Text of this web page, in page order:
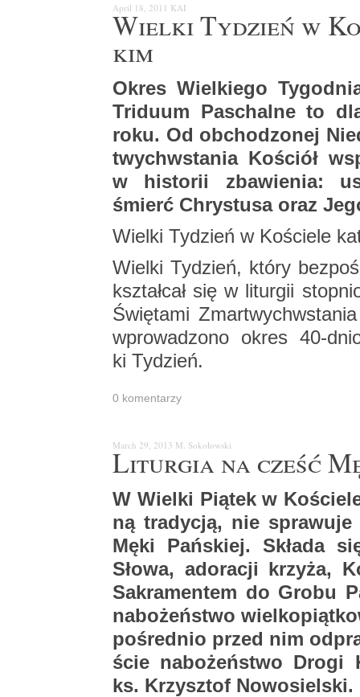
April 18, 2011 KAI
Wiel­ki Ty­dzień w
kim
Okres Wiel­kie­go
Tri­du­um Pas­chal­ne to
roku. Od ob­cho­dzo­nej
twych­wsta­nia Ko­ściół
w hi­sto­rii zba­wie­nia:
śmierć Chry­stu­sa oraz
Wiel­ki Ty­dzień w Ko­ście­le
Wiel­ki Ty­dzień, który
kształ­cał się w li­tur­gii
Świę­ta­mi
wpro­wa­dzo­no okres 40-
ki Ty­dzień.
0 ko­men­ta­rzy
March 29, 2013 M. So­ko­łow­ski
Li­tur­gia na cześć
W Wiel­ki Pią­tek w
ną tra­dy­cją, nie
Męki Pań­skiej. Skła­da
Słowa, ad­o­ra­cji krzy­ża,
Sa­kra­men­tem do Grobu
na­bo­żeń­stwo
po­śred­nio przed nim
ście na­bo­żeń­stwo Drogi
ks. Krzysz­tof No­wo­siel­ski.